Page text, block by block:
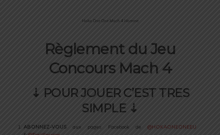
Hoka One One Mach 4 Homme
Règlement du Jeu
Concours Mach 4
⇣ POUR JOUER C’EST TRES
SIMPLE ⇣
ABONNEZ-VOUS aux pages Facebook de @HOKAONEONEEU